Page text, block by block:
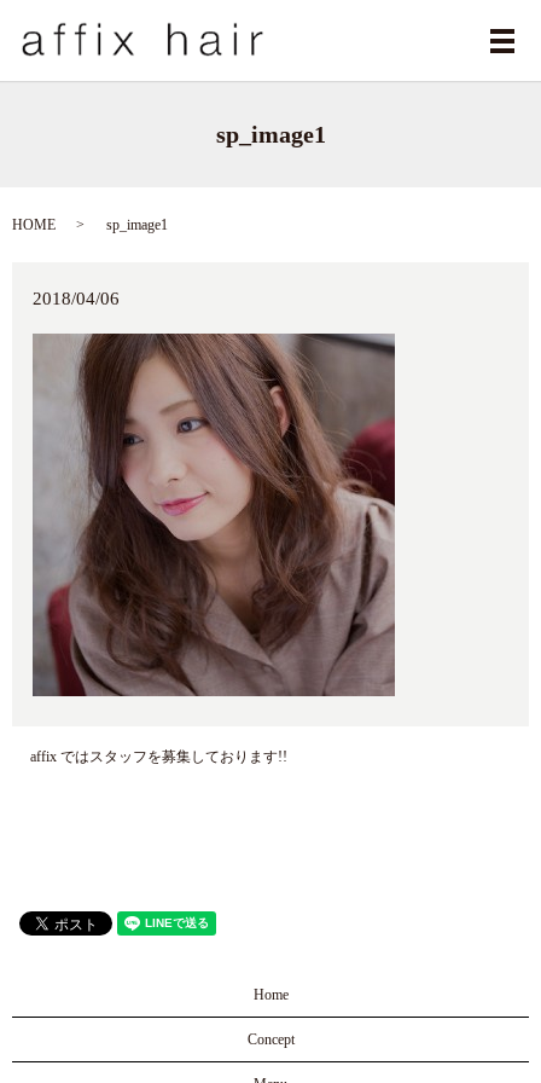
メ
sp_image1
HOME sp_image1
2018/04/06
affix ではスタッフを募集しております!!
Home
Concept